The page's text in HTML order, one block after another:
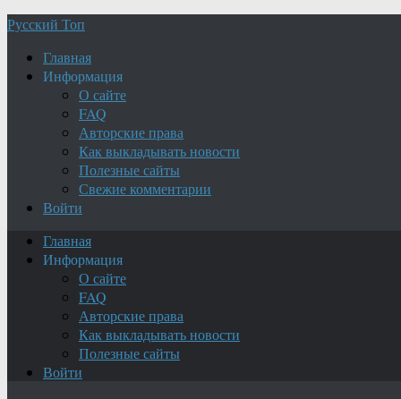
Русский Топ
Главная
Информация
О сайте
FAQ
Авторские права
Как выкладывать новости
Полезные сайты
Свежие комментарии
Войти
Главная
Информация
О сайте
FAQ
Авторские права
Как выкладывать новости
Полезные сайты
Войти